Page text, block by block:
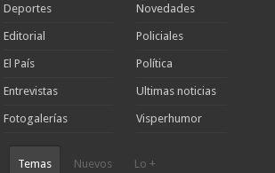
Deportes
Editorial
El País
Entrevistas
Fotogalerías
Novedades
Policiales
Política
Ultimas noticias
Visperhumor
Temas Nuevos Lo +